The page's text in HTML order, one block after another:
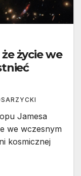
życie we
Jamesa
we wczesnym
kosmicznej